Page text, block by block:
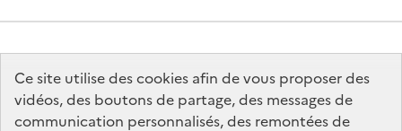
Ce site utilise des cookies afin de vous proposer des
vidéos, des boutons de partage, des messages de
communication personnalisés, des remontées de
MINISTÈRE
DE LA CULTURE